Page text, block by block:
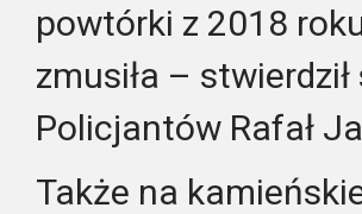
powtórki z 2018
zmusiła –
Policjantów Rafał
Także na